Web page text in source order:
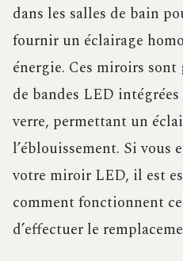
dans les salles de bain
fournir un éclairage
énergie. Ces miroirs
de bandes LED
verre, permettant un
l’éblouissement. Si vous
votre miroir LED, il est
comment fonctionnent
d’effectuer le